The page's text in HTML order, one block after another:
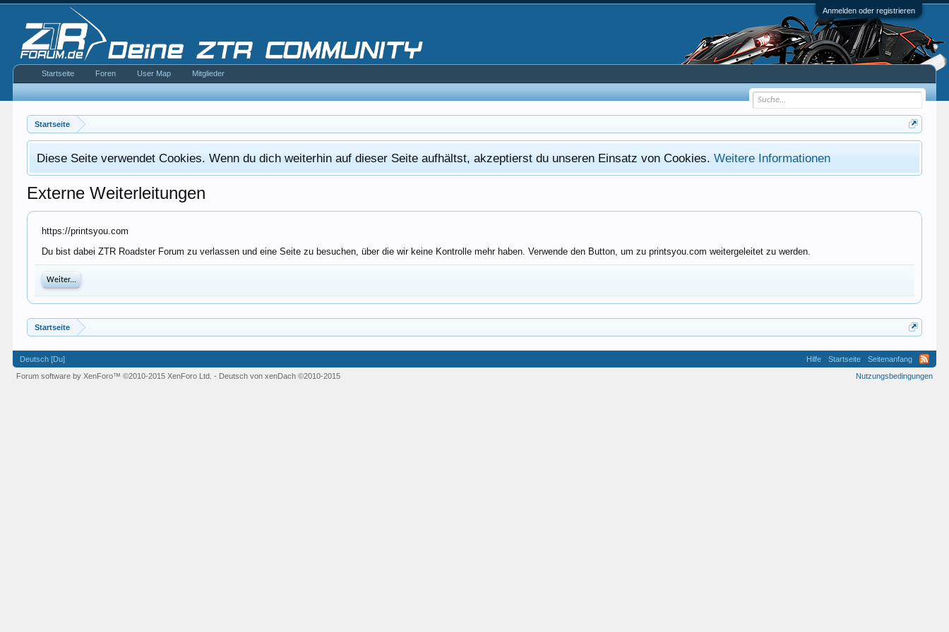
Anmelden oder registrieren
Startseite
Diese Seite verwendet Cookies. Wenn du dich weiterhin auf dieser Seite aufhältst, akzeptierst du unseren Einsatz von Cookies.Weitere Informationen
Externe Weiterleitungen
https://printsyou.com
Du bist dabei ZTR Roadster Forum zu verlassen und eine Seite zu besuchen, über die wir keine Kontrolle mehr haben. Verwende den Button, um zu printsyou.com weitergeleitet zu werden.
Weiter...
Startseite
Startseite Foren User Map Mitglieder
Deutsch [Du] Hilfe Startseite
Seitenanfang
Nutzungsbedingungen
Forum software by XenForo™©2010-2015 XenForo Ltd. - Deutsch von xenDach©2010-2015